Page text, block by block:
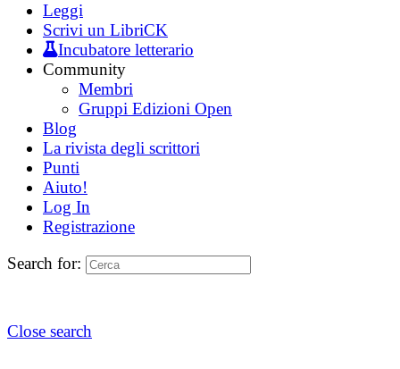
Leggi
Scrivi un LibriCK
Incubatore letterario
Community
Membri
Gruppi Edizioni Open
Blog
La rivista degli scrittori
Punti
Aiuto!
Log In
Registrazione
Search for:
Close search